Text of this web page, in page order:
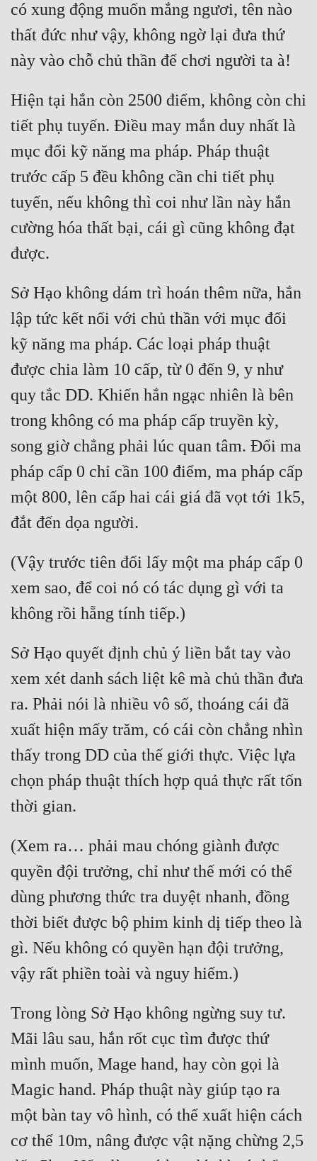
có xung động muốn mắng ngươi, tên nào
thất đức như vậy, không ngờ lại đưa thứ
Hiện tại hắn còn 2500 điểm, không còn chi
tiết phụ tuyến. Điều may mắn duy nhất là
mục đổi kỹ năng ma pháp. Pháp thuật
trước cấp 5 đều không cần chi tiết phụ
tuyến, nếu không thì coi như lần này hắn
cường hóa thất bại, cái gì cũng không đạt
Sở Hạo không dám trì hoán thêm nữa, hắn
lập tức kết nối với chủ thần với mục đổi
kỹ năng ma pháp. Các loại pháp thuật
được chia làm 10 cấp, từ 0 đến 9, y như
quy tắc DD. Khiến hắn ngạc nhiên là bên
trong không có ma pháp cấp truyền kỳ,
song giờ chẳng phải lúc quan tâm. Đổi ma
pháp cấp 0 chỉ cần 100 điểm, ma pháp cấp
một 800, lên cấp hai cái giá đã vọt tới 1k5,
(Vậy trước tiên đổi lấy một ma pháp cấp 0
xem sao, để coi nó có tác dụng gì với ta
Sở Hạo quyết định chủ ý liền bắt tay vào
xem xét danh sách liệt kê mà chủ thần đưa
ra. Phải nói là nhiều vô số, thoáng cái đã
xuất hiện mấy trăm, có cái còn chẳng nhìn
thấy trong DD của thế giới thực. Việc lựa
chọn pháp thuật thích hợp quả thực rất tốn
(Xem ra… phải mau chóng giành được
quyền đội trưởng, chỉ như thế mới có thể
dùng phương thức tra duyệt nhanh, đồng
thời biết được bộ phim kinh dị tiếp theo là
gì. Nếu không có quyền hạn đội trưởng,
Trong lòng Sở Hạo không ngừng suy tư.
Mãi lâu sau, hắn rốt cục tìm được thứ
mình muốn, Mage hand, hay còn gọi là
Magic hand. Pháp thuật này giúp tạo ra
một bàn tay vô hình, có thể xuất hiện cách
cơ thể 10m, nâng được vật nặng chừng 2,5